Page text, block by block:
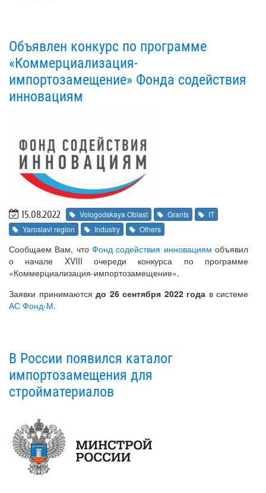
Объявлен конкурс по программе
«Коммерциализация-
импортозамещение» Фонда содействия
инновациям
15.08.2022 Vologodskaya Oblast Grants
IT
Yaroslavl region
Industry Others
Сообщаем Вам, что Фонд содействия инновациям объявил
о начале XVIII очереди конкурса по программе
«Коммерциализация-импортозамещение».
Заявки принимаются до 26 сентября 2022 года в системе
АС Фонд-М.
В России появился каталог
импортозамещения для
стройматериалов